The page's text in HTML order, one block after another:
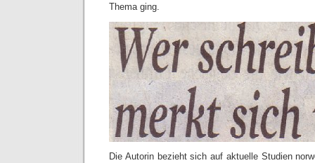
Thema ging.
Die Autorin bezieht sich auf aktuelle Studien